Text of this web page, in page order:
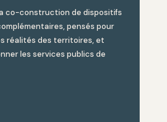
co-construction de dispositifs
pensés pour
réalités des territoires, et
les services publics de